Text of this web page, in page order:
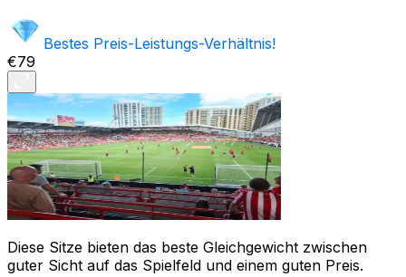
Bestes Preis-Leistungs-Verhältnis!
€79
Diese Sitze bieten das beste Gleichgewicht zwischen
guter Sicht auf das Spielfeld und einem guten Preis.